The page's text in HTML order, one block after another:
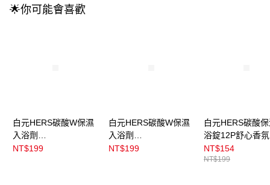
醒簡訊。
2.透過簡訊連結打開帳單後，可選擇「超商條碼／台灣大直營門市／銀行轉
3.完整用戶服務條款，請詳閱以下連結：https://oppay.tw/userRule
付款後門市自取
每筆NT$100，滿NT$399(含以上)免運費
🌟你可能會喜歡
白元HERS碳酸W保濕
入浴劑
12P_Herbalaroma
NT$199
白元HERS碳酸W保濕
入浴劑
12P_Nightdreaming
NT$199
白元HERS碳酸
浴錠12P舒心香氛
NT$154
NT$199